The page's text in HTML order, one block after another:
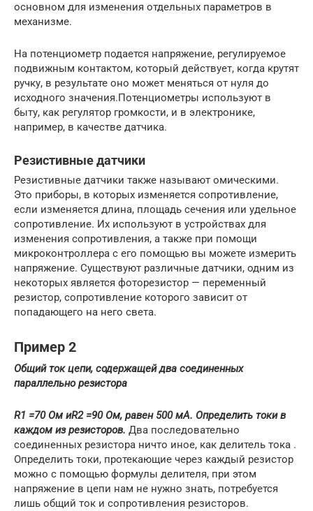
основном для изменения отдельных параметров в
механизме.
На потенциометр подается напряжение, регулируемое
подвижным контактом, который действует, когда крутят
ручку, в результате оно может меняться от нуля до
исходного значения.Потенциометры используют в
быту, как регулятор громкости, и в электронике,
например, в качестве датчика.
Резистивные датчики
Резистивные датчики также называют омическими.
Это приборы, в которых изменяется сопротивление,
если изменяется длина, площадь сечения или удельное
сопротивление. Их используют в устройствах для
изменения сопротивления, а также при помощи
микроконтроллера с его помощью вы можете измерить
напряжение. Существуют различные датчики, одним из
некоторых является фоторезистор — переменный
резистор, сопротивление которого зависит от
попадающего на него света.
Пример 2
Общий ток цепи, содержащей два соединенных
параллельно резистора
R1 =70 Ом иR2 =90 Ом, равен 500 мА. Определить токи в
каждом из резисторов. Два последовательно
соединенных резистора ничто иное, как делитель тока .
Определить токи, протекающие через каждый резистор
можно с помощью формулы делителя, при этом
напряжение в цепи нам не нужно знать, потребуется
лишь общий ток и сопротивления резисторов.